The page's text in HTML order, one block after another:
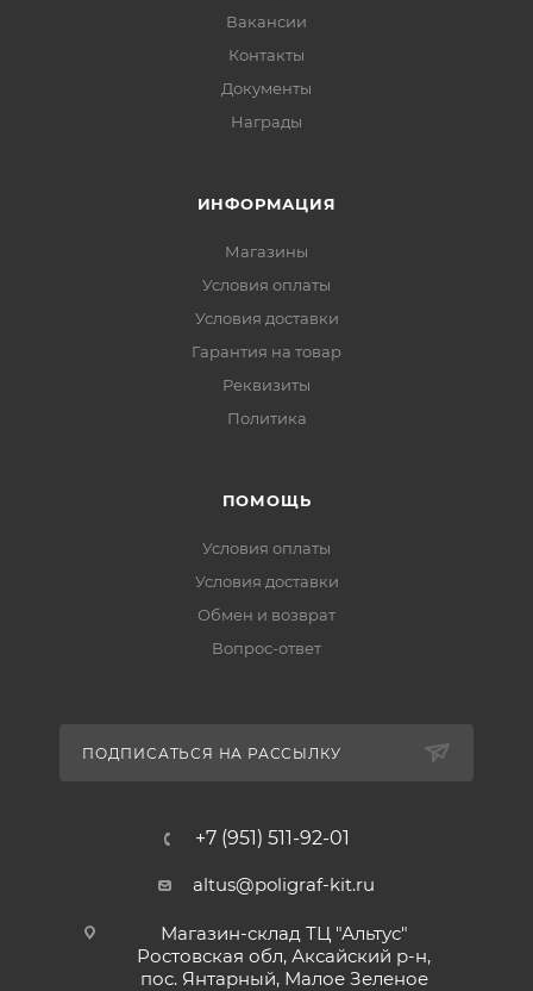
Вакансии
Контакты
Документы
Награды
ИНФОРМАЦИЯ
Магазины
Условия оплаты
Условия доставки
Гарантия на товар
Реквизиты
Политика
ПОМОЩЬ
Условия оплаты
Условия доставки
Обмен и возврат
Вопрос-ответ
ПОДПИСАТЬСЯ НА РАССЫЛКУ
+7 (951) 511-92-01
altus@poligraf-kit.ru
Магазин-склад ТЦ "Альтус"
Ростовская обл, Аксайский р-н,
пос. Янтарный, Малое Зеленое